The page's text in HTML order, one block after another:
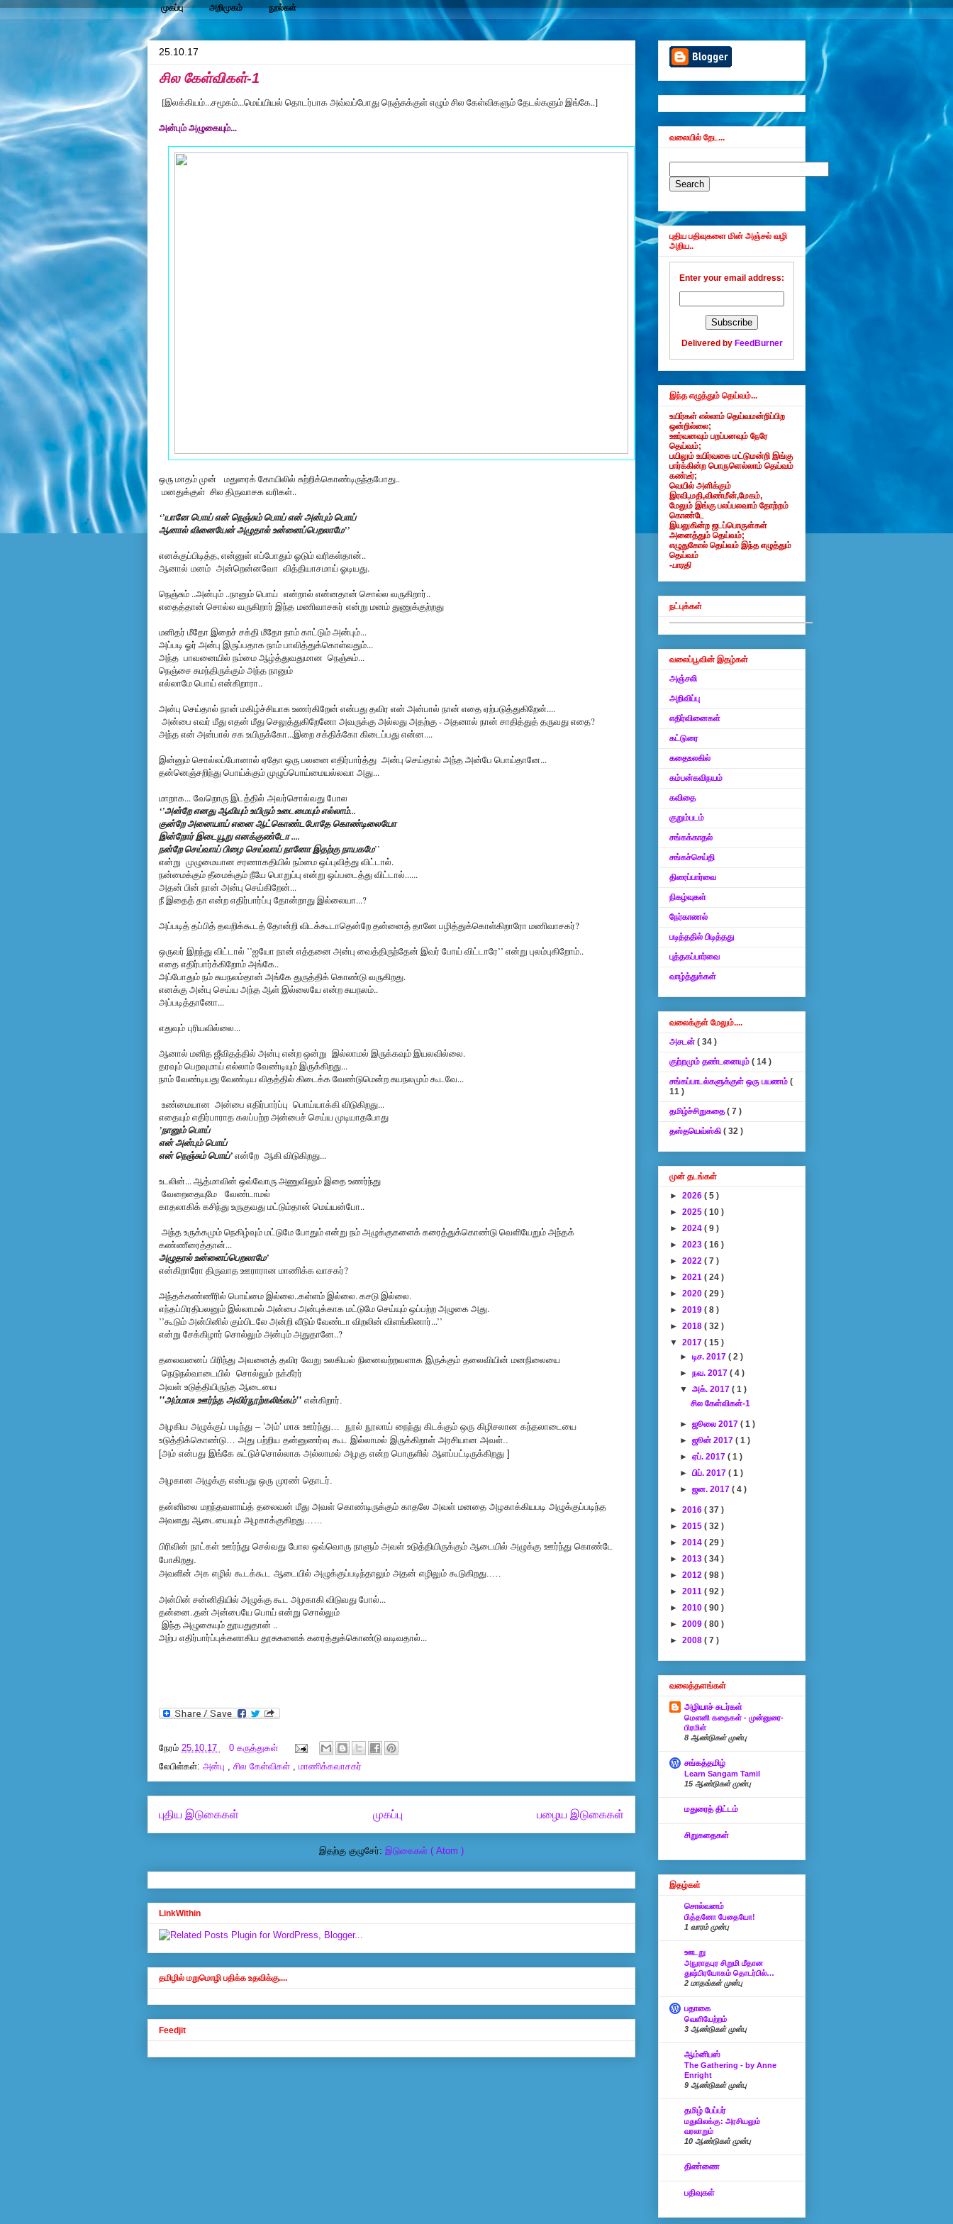
முகப்பு அறிமுகம் நூல்கள்
25.10.17
சில கேள்விகள்-1
[இலக்கியம்...சமூகம்...மெய்யியல் தொடர்பாக அவ்வப்போது நெஞ்சுக்குள் எழும் சில கேள்விகளும் தேடல்களும் இங்கே..]
அன்பும் அழுகையும்...
ஒரு மாதம் முன் மதுரைக் கோயிலில் சுற்றிக்கொண்டிருந்தபோது..
மனதுக்குள் சில திருவாசக வரிகள்..
‘’யானே பொய் என் நெஞ்சும் பொய் என் அன்பும் பொய்
ஆனால் வினையேன் அழுதால் உன்னைப்பெறலாமே’’
எனக்குப்பிடித்த, என்னுள் எப்போதும் ஓடும் வரிகள்தான்..
ஆனால் மனம் அன்றென்னவோ வித்தியாசமாய் ஓடியது.
நெஞ்சும் ..அன்பும் ..நானும் பொய் என்றால் என்னதான் சொல்ல வருகிறார்..
எதைத்தான் சொல்ல வருகிறார் இந்த மணிவாசகர் என்று மனம் துணுக்குற்றது
மனிதர் மீதோ இறைச் சக்தி மீதோ நாம் காட்டும் அன்பும்...
அப்படி ஓர் அன்பு இருப்பதாக நாம் பாவித்துக்கொள்வதும்...
அந்த பாவனையில் நம்மை ஆழ்த்துவதுமான நெஞ்சும்...
நெஞ்சை சுமந்திருக்கும் அந்த நானும்
எல்லாமே பொய் என்கிறாரா..
அன்பு செய்தால் நான் மகிழ்ச்சியாக உணர்கிறேன் என்பது தவிர என் அன்பால் நான் எதை ஏற்படுத்துகிறேன்....
அன்பை எவர் மீது எதன் மீது செலுத்துகிறேனோ அவருக்கு அல்லது அதற்கு - அதனால் நான் சாதித்துத் தருவது எதை?
அந்த என் அன்பால் சக உயிருக்கோ...இறை சக்திக்கோ கிடைப்பது என்ன....
இன்னும் சொல்லப்போனால் ஏதோ ஒரு பலனை எதிர்பார்த்து அன்பு செய்தால் அந்த அன்பே பொய்தானே...
தன்னெஞ்சறிந்து பொய்க்கும் முழுப்பொய்மையல்லவா அது...
மாறாக... வேறொரு இடத்தில் அவர்சொல்வது போல
‘’அன்றே எனது ஆவியும் உயிரும் உடைமையும் எல்லாம்...
குன்றே அனையாய் எனை ஆட்கொண்டபோதே கொண்டிலையோ
இன்றோர் இடையூறு எனக்குண்டோ ....
நன்றே செய்வாய் பிழை செய்வாய் நானோ இதற்கு நாயகமே’’
என்று முழுமையான சரணாகதியில் நம்மை ஒப்புவித்து விட்டால்.
நன்மைக்கும் தீமைக்கும் நீயே பொறுப்பு என்று ஒப்படைத்து விட்டால்......
அதன் பின் நான் அன்பு செய்கிறேன்...
நீ இதைத் தா என்ற எதிர்பார்ப்பு தோன்றாது இல்லையா...?
அப்படித் தப்பித் தவறிக்கூடத் தோன்றி விடக்கூடாதென்றே தன்னைத் தானே பழித்துக்கொள்கிறாரோ மணிவாசகர்?
ஒருவர் இறந்து விட்டால் ’’ஐயோ நான் எத்தனை அன்பு வைத்திருந்தேன் இவர் போய் விட்டாரே’’ என்று புலம்புகிறோம்..
எதை எதிர்பார்க்கிறோம் அங்கே..
அப்போதும் நம் சுயநலம்தான் அங்கே துருத்திக் கொண்டு வருகிறது.
எனக்கு அன்பு செய்ய அந்த ஆள் இல்லையே என்ற சுயநலம்..
அப்படித்தானோ...
எதுவும் புரியவில்லை...
ஆனால் மனித ஜீவிதத்தில் அன்பு என்ற ஒன்று இல்லாமல் இருக்கவும் இயலவில்லை.
தரவும் பெறவுமாய் எல்லாம் வேண்டியும் இருக்கிறது...
நாம் வேண்டியது வேண்டிய விதத்தில் கிடைக்க வேண்டுமென்ற சுயநலமும் கூடவே...
உண்மையான அன்பை எதிர்பார்ப்பு பொய்யாக்கி விடுகிறது...
எதையும் எதிர்பாராத கலப்பற்ற அன்பைச் செய்ய முடியாதபோது
’நானும் பொய்
என் அன்பும் பொய்
என் நெஞ்சும் பொய்’என்றே ஆகி விடுகிறது...
உடலின்... ஆத்மாவின் ஒவ்வோரு அணுவிலும் இதை உணர்ந்து
வேறைதையுமே வேண்டாமல்
காதலாகிக் கசிந்து உருகுவது மட்டும்தான் மெய்யன்போ..
அந்த உருக்கமும் நெகிழ்வும் மட்டுமே போதும் என்று நம் அழுக்குகளைக் கரைத்துக்கொண்டு வெளியேறும் அந்தக்
கண்ணீரைத்தான்...
அழுதால் உன்னைப்பெறலாமே’
என்கிறாரோ திருவாத ஊராரான மாணிக்க வாசகர்?
அந்தக்கண்ணீரில் பொய்மை இல்லை..கள்ளம் இல்லை. கசடு இல்லை.
எந்தப்பிரதிபலனும் இல்லாமல் அன்பை அன்புக்காக மட்டுமே செய்யும் ஒப்பற்ற அழுகை அது.
’’கூடும் அன்பினில் கும்பிடலே அன்றி வீடும் வேண்டா விறலின் விளங்கினார்...’’
என்று சேக்கிழார் சொல்லும் அன்பும் அதுதானே..?
தலைவனைப் பிரிந்து அவனைத் தவிர வேறு உலகியல் நினைவற்றவளாக இருக்கும் தலைவியின் மனநிலையை
நெடுநல்வாடையில் சொல்லும் நக்கீரர்
அவள் உடுத்தியிருந்த ஆடையை
’’அம்மாசு ஊர்ந்த அவிர்நூற்கலிங்கம்’’ என்கிறார்.
அழகிய அழுக்குப் படிந்து – ’அம்’ மாசு ஊர்ந்து… நூல் நூலாய் நைந்து கிடக்கும் ஒரு கிழிசலான கந்தலாடையை
உடுத்திக்கொண்டு… அது பற்றிய தன்னுணர்வு கூட இல்லாமல் இருக்கிறாள் அரசியான அவள்..
[அம் என்பது இங்கே சுட்டுச்சொல்லாக அல்லாமல் அழகு என்ற பொருளில் ஆளப்பட்டிருக்கிறது ]
அழகான அழுக்கு என்பது ஒரு முரண் தொடர்.
தன்னிலை மறந்தவளாய்த் தலைவன் மீது அவள் கொண்டிருக்கும் காதலே அவள் மனதை அழகாக்கியபடி அழுக்குப்படிந்த
அவளது ஆடையையும் அழகாக்குகிறது……
பிரிவின் நாட்கள் ஊர்ந்து செல்வது போல ஒவ்வொரு நாளும் அவள் உடுத்தியிருக்கும் ஆடையில் அழுக்கு ஊர்ந்து கொண்டே
போகிறது.
அவளின் அக எழில் கூடக்கூட ஆடையில் அழுக்குப்படிந்தாலும் அதன் எழிலும் கூடுகிறது..…
அன்பின் சன்னிதியில் அழுக்கு கூட அழகாகி விடுவது போல்...
தன்னை..தன் அன்பையே பொய் என்று சொல்லும்
இந்த அழுகையும் தூயதுதான் ..
அற்ப எதிர்பார்ப்புக்களாகிய தூசுகளைக் கரைத்துக்கொண்டு வடிவதால்...
நேரம் 25.10.17
0 கருத்துகள்
லேபிள்கள்: அன்பு , சில கேள்விகள் , மாணிக்கவாசகர்
புதிய இடுகைகள் பழைய இடுகைகள்
முகப்பு
இதற்கு குழுசேர்: இடுகைகள் ( Atom )
LinkWithin
தமிழில் மறுமொழி பதிக்க உதவிக்கு....
Feedjit
வலையில் தேட...
புதிய பதிவுகளை மின் அஞ்சல் வழி
அறிய..
Enter your email address:
Delivered by FeedBurner
இந்த எழுத்தும் தெய்வம்...
உயிர்கள் எல்லாம் தெய்வமன்றிப்பிற
ஒன்றில்லை;
ஊர்வனவும் பறப்பனவும் நேரே
தெய்வம்;
பயிலும் உயிர்வகை மட்டுமன்றி இங்கு
பார்க்கின்ற பொருளெல்லாம் தெய்வம்
கண்டீர்;
வெயில் அளிக்கும்
இரவி,மதி,விண்மீன்,மேகம்,
மேலும் இங்கு பலப்பலவாம் தோற்றம்
கொண்டே
இயலுகின்ற ஜடப்பொருள்கள்
அனைத்தும் தெய்வம்;
எழுதுகோல் தெய்வம் இந்த எழுத்தும்
தெய்வம்
-பாரதி
நட்புக்கள்
வலைப்பூவின் இதழ்கள்
அஞ்சலி
அறிவிப்பு
எதிர்வினைகள்
கட்டுரை
கதைஉலகில்
கம்பன்கவிநயம்
கவிதை
குறும்படம்
சங்கக்காதல்
சங்கச்செய்தி
திரைப்பார்வை
நிகழ்வுகள்
நேர்காணல்
படித்ததில் பிடித்தது
புத்தகப்பார்வை
வாழ்த்துக்கள்
வலைக்குள் மேலும்....
அசடன் ( 34 )
குற்றமும் தண்டனையும் ( 14 )
சங்கப்பாடல்களுக்குள் ஒரு பயணம் (
11 )
தமிழ்ச்சிறுகதை( 7 )
தஸ்தயெவ்ஸ்கி ( 32 )
முன் தடங்கள்
► 2026 ( 5 )
► 2025 ( 10 )
► 2024 ( 9 )
► 2023 ( 16 )
► 2022 ( 7 )
► 2021 ( 24 )
► 2020 ( 29 )
► 2019 ( 8 )
► 2018 ( 32 )
▼ 2017 ( 15 )
►டிச. 2017( 2 )
►நவ. 2017( 4 )
▼அக். 2017( 1 )
சில கேள்விகள்-1
►ஜூலை 2017( 1 )
►ஜூன் 2017( 1 )
►ஏப். 2017( 1 )
►பிப். 2017( 1 )
►ஜன. 2017( 4 )
► 2016 ( 37 )
► 2015 ( 32 )
► 2014 ( 29 )
► 2013 ( 34 )
► 2012 ( 98 )
► 2011 ( 92 )
► 2010 ( 90 )
► 2009 ( 80 )
► 2008 ( 7 )
வலைத்தளங்கள்
அழியாச் சுடர்கள்
மௌனி கதைகள் - முன்னுரை-
பிரமிள்
8 ஆண்டுகள் முன்பு
சங்கத்தமிழ்
Learn Sangam Tamil
15 ஆண்டுகள் முன்பு
மதுரைத் திட்டம்
சிறுகதைகள்
இதழ்கள்
சொல்வனம்
பித்தனோ பேதையோ!
1 வாரம் முன்பு
ஊடறு
அநுராதபுர சிறுமி மீதான
துஷ்பிரயோகம் தொடர்பில்…
2 மாதங்கள் முன்பு
பதாகை
வெளியேற்றம்
3 ஆண்டுகள் முன்பு
ஆம்னிபஸ்
The Gathering - by Anne
Enright
9 ஆண்டுகள் முன்பு
தமிழ் பேப்பர்
மதுவிலக்கு: அரசியலும்
வரலாறும்
10 ஆண்டுகள் முன்பு
திண்ணை
பதிவுகள்